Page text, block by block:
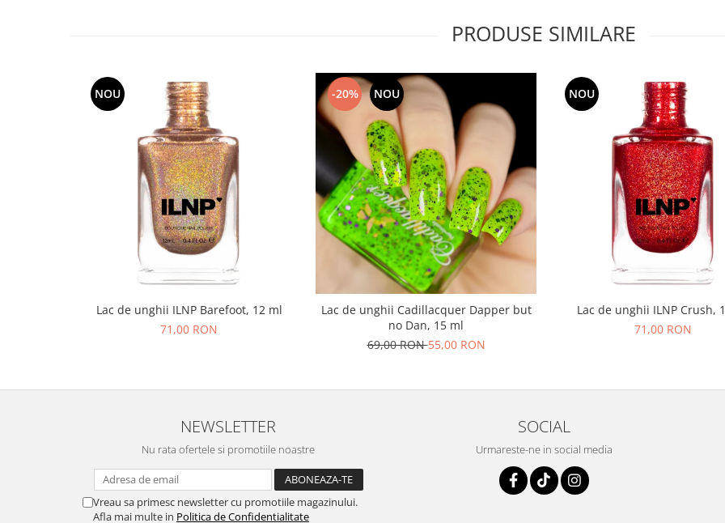
PRODUSE SIMILARE
NOU
Lac de unghii ILNP Barefoot, 12 ml
71,00 RON
-20% NOU
Lac de unghii Cadillacquer Dapper but
no Dan, 15 ml
69,00 RON55,00 RON
NOU
Lac de unghii ILNP Crush,
71,00 RON
NEWSLETTER
Nu rata ofertele si promotiile noastre
Vreau sa primesc newsletter cu promotiile magazinului.
Afla mai multe in Politica de Confidentialitate
SOCIAL
Urmareste-ne in social media